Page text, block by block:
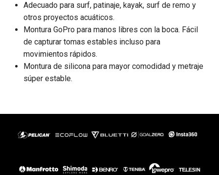
Adecuado para surf, patinaje, kayak, surf de remo y
otros proyectos acuáticos.
Montura GoPro para manos libres con la boca. Fácil
de capturar tomas estables incluso para
movimientos rápidos.
Montura de silicona para mayor comodidad y metraje
súper estable.